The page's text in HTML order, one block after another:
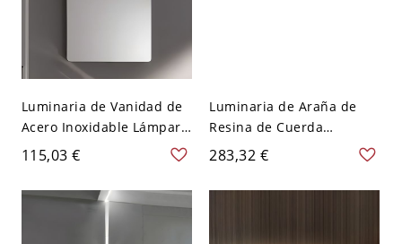
Luminaria de Vanidad de
Acero Inoxidable Lámpara
de Pared LED Moderna de
Cuadrado para Baño - 110
A 120 V Acero inoxidable
115,03 €
Luminaria de Araña de
Resina de Cuerda
Lámpara Pendiente
Tradicional para
Restaurante - 110 A 120 V
283,32 €